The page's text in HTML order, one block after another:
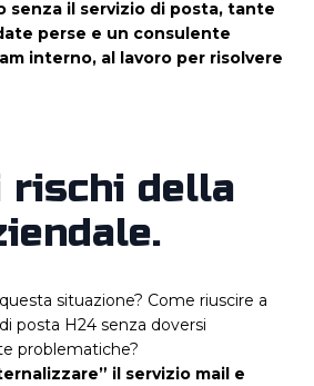
senza il servizio di posta, tante
perse e un consulente
interno, al lavoro per risolvere
rischi della
situazione? Come riuscire a
posta H24 senza doversi
problematiche?
il servizio mail e